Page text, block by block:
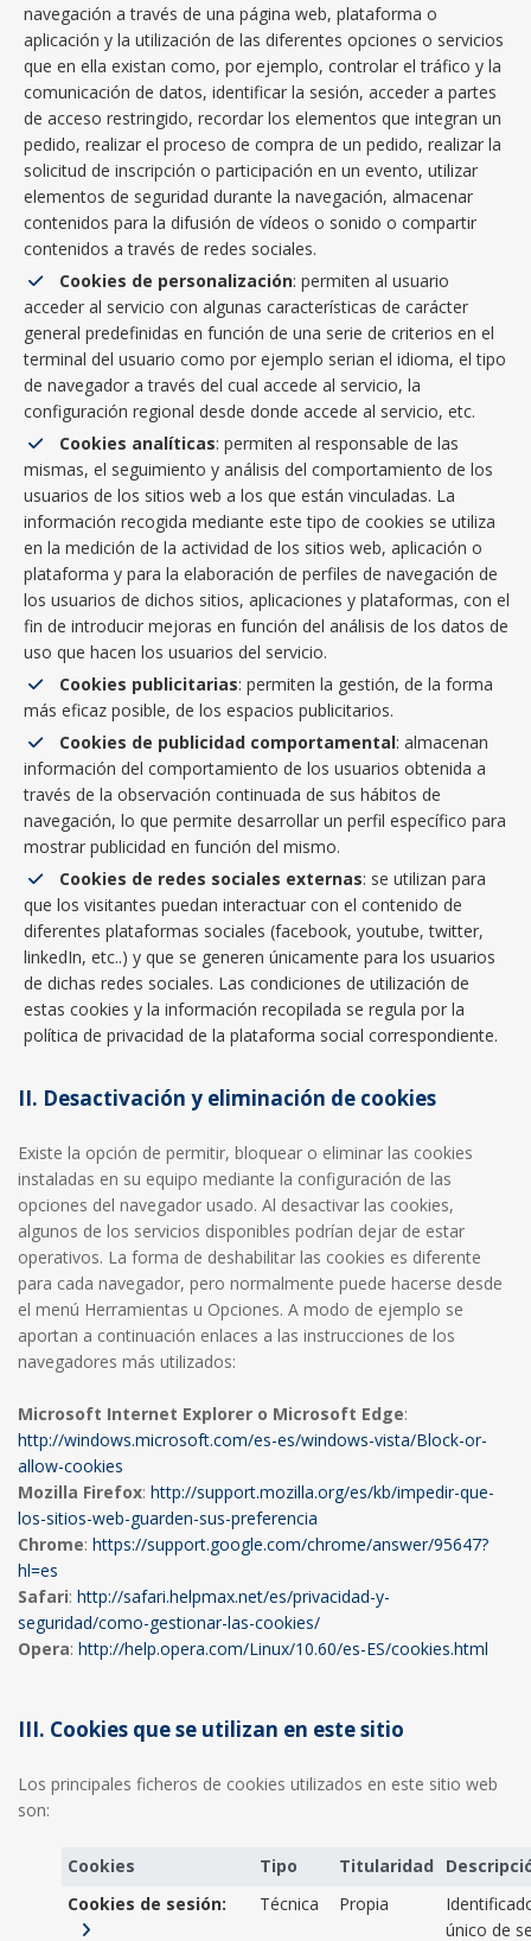
navegación a través de una página web, plataforma o
aplicación y la utilización de las diferentes opciones o servicios
que en ella existan como, por ejemplo, controlar el tráfico y la
comunicación de datos, identificar la sesión, acceder a partes
de acceso restringido, recordar los elementos que integran un
pedido, realizar el proceso de compra de un pedido, realizar la
solicitud de inscripción o participación en un evento, utilizar
elementos de seguridad durante la navegación, almacenar
contenidos para la difusión de vídeos o sonido o compartir
contenidos a través de redes sociales.
Cookies de personalización: permiten al usuario
acceder al servicio con algunas características de carácter
general predefinidas en función de una serie de criterios en el
terminal del usuario como por ejemplo serian el idioma, el tipo
de navegador a través del cual accede al servicio, la
configuración regional desde donde accede al servicio, etc.
Cookies analíticas: permiten al responsable de las
mismas, el seguimiento y análisis del comportamiento de los
usuarios de los sitios web a los que están vinculadas. La
información recogida mediante este tipo de cookies se utiliza
en la medición de la actividad de los sitios web, aplicación o
plataforma y para la elaboración de perfiles de navegación de
los usuarios de dichos sitios, aplicaciones y plataformas, con el
fin de introducir mejoras en función del análisis de los datos de
uso que hacen los usuarios del servicio.
Cookies publicitarias: permiten la gestión, de la forma
más eficaz posible, de los espacios publicitarios.
Cookies de publicidad comportamental: almacenan
información del comportamiento de los usuarios obtenida a
través de la observación continuada de sus hábitos de
navegación, lo que permite desarrollar un perfil específico para
mostrar publicidad en función del mismo.
Cookies de redes sociales externas: se utilizan para
que los visitantes puedan interactuar con el contenido de
diferentes plataformas sociales (facebook, youtube, twitter,
linkedIn, etc..) y que se generen únicamente para los usuarios
de dichas redes sociales. Las condiciones de utilización de
estas cookies y la información recopilada se regula por la
política de privacidad de la plataforma social correspondiente.
II. Desactivación y eliminación de cookies
Existe la opción de permitir, bloquear o eliminar las cookies
instaladas en su equipo mediante la configuración de las
opciones del navegador usado. Al desactivar las cookies,
algunos de los servicios disponibles podrían dejar de estar
operativos. La forma de deshabilitar las cookies es diferente
para cada navegador, pero normalmente puede hacerse desde
el menú Herramientas u Opciones. A modo de ejemplo se
aportan a continuación enlaces a las instrucciones de los
navegadores más utilizados:
Microsoft Internet Explorer o Microsoft Edge:
http://windows.microsoft.com/es-es/windows-vista/Block-or-
allow-cookies
Mozilla Firefox: http://support.mozilla.org/es/kb/impedir-que-
los-sitios-web-guarden-sus-preferencia
Chrome: https://support.google.com/chrome/answer/95647?
hl=es
Safari: http://safari.helpmax.net/es/privacidad-y-
seguridad/como-gestionar-las-cookies/
Opera: http://help.opera.com/Linux/10.60/es-ES/cookies.html
III. Cookies que se utilizan en este sitio
Los principales ficheros de cookies utilizados en este sitio web
son:
Cookies Tipo Titularidad
Cookies de sesión:
Técnica Propia
único de